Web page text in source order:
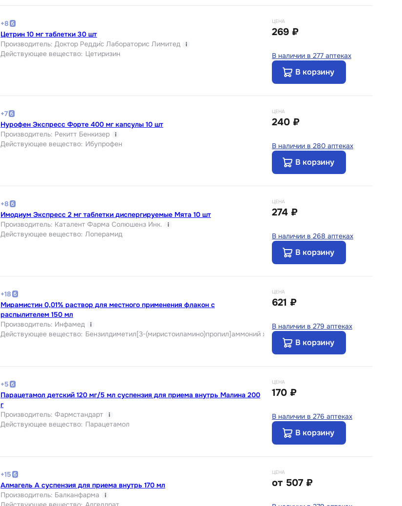
+8
Цетрин 10 мг таблетки 30 шт
Производитель: Доктор Редди`с Лабораторис Лимитед i
Действующее вещество: Цетиризин
ЦЕНА
269 ₽
В наличии в 277 аптеках
В корзину
+7
Нурофен Экспресс Форте 400 мг капсулы 10 шт
Производитель: Рекитт Бенкизер i
Действующее вещество: Ибупрофен
ЦЕНА
240 ₽
В наличии в 280 аптеках
В корзину
+8
Имодиум Экспресс 2 мг таблетки диспергируемые Мята 10 шт
Производитель: Каталент Фарма Солюшенз Инк. i
Действующее вещество: Лоперамид
ЦЕНА
274 ₽
В наличии в 268 аптеках
В корзину
+18
Мирамистин 0,01% раствор для местного применения флакон с
распылителем 150 мл
Производитель: Инфамед i
Действующее вещество: Бензилдиметил[3-(миристоиламино)пропил]аммоний хлорид моногидрат
ЦЕНА
621 ₽
В наличии в 279 аптеках
В корзину
+5
Парацетамол детский 120 мг/5 мл суспензия для приема внутрь Малина 200
г
Производитель: Фармстандарт i
Действующее вещество: Парацетамол
ЦЕНА
170 ₽
В наличии в 276 аптеках
В корзину
+15
Алмагель А суспензия для приема внутрь 170 мл
Производитель: Балканфарма i
ЦЕНА
от 507 ₽